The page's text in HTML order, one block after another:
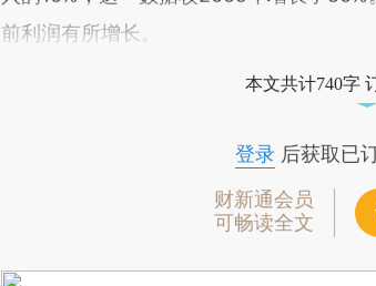
前利润有所增长。
本文共计740字
登录后获取已
财新通会员
可畅读全文